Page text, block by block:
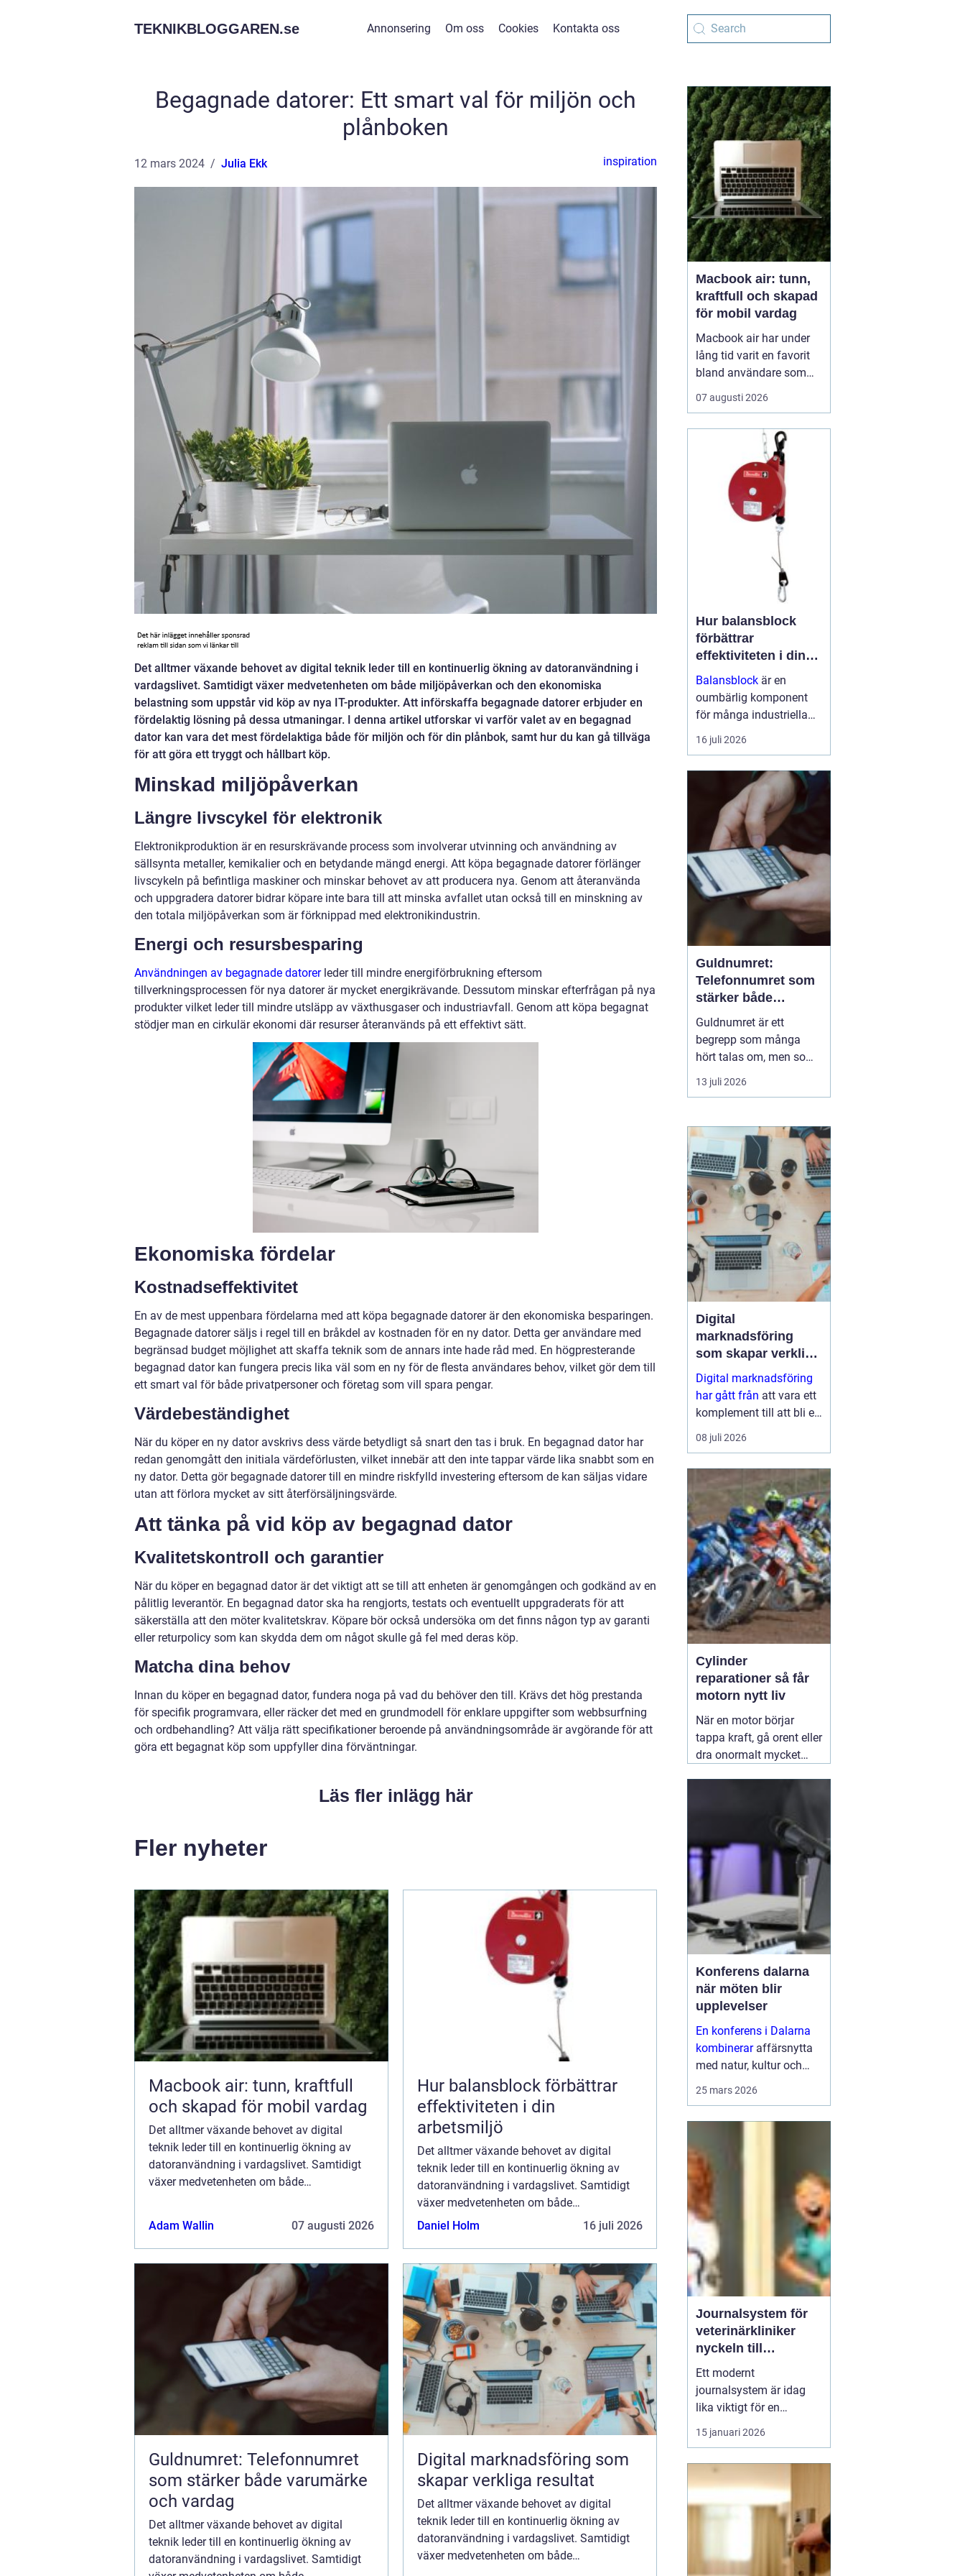
TEKNIKBLOGGAREN.se Annonsering Om oss Cookies Kontakta oss
Begagnade datorer: Ett smart val för miljön och
plånboken
12 mars 2024 Julia Ekk inspiration
Det alltmer växande behovet av digital teknik leder till en kontinuerlig ökning av datoranvändning i
vardagslivet. Samtidigt växer medvetenheten om både miljöpåverkan och den ekonomiska
belastning som uppstår vid köp av nya IT-produkter. Att införskaffa begagnade datorer erbjuder en
fördelaktig lösning på dessa utmaningar. I denna artikel utforskar vi varför valet av en begagnad
dator kan vara det mest fördelaktiga både för miljön och för din plånbok, samt hur du kan gå tillväga
för att göra ett tryggt och hållbart köp.
Minskad miljöpåverkan
Längre livscykel för elektronik
Elektronikproduktion är en resurskrävande process som involverar utvinning och användning av
sällsynta metaller, kemikalier och en betydande mängd energi. Att köpa begagnade datorer förlänger
livscykeln på befintliga maskiner och minskar behovet av att producera nya. Genom att återanvända
och uppgradera datorer bidrar köpare inte bara till att minska avfallet utan också till en minskning av
den totala miljöpåverkan som är förknippad med elektronikindustrin.
Energi och resursbesparing
Användningen av begagnade datorerleder till mindre energiförbrukning eftersom
tillverkningsprocessen för nya datorer är mycket energikrävande. Dessutom minskar efterfrågan på nya
produkter vilket leder till mindre utsläpp av växthusgaser och industriavfall. Genom att köpa begagnat
stödjer man en cirkulär ekonomi där resurser återanvänds på ett effektivt sätt.
Ekonomiska fördelar
Kostnadseffektivitet
En av de mest uppenbara fördelarna med att köpa begagnade datorer är den ekonomiska besparingen.
Begagnade datorer säljs i regel till en bråkdel av kostnaden för en ny dator. Detta ger användare med
begränsad budget möjlighet att skaffa teknik som de annars inte hade råd med. En högpresterande
begagnad dator kan fungera precis lika väl som en ny för de flesta användares behov, vilket gör dem till
ett smart val för både privatpersoner och företag som vill spara pengar.
Värdebeständighet
När du köper en ny dator avskrivs dess värde betydligt så snart den tas i bruk. En begagnad dator har
redan genomgått den initiala värdeförlusten, vilket innebär att den inte tappar värde lika snabbt som en
ny dator. Detta gör begagnade datorer till en mindre riskfylld investering eftersom de kan säljas vidare
utan att förlora mycket av sitt återförsäljningsvärde.
Att tänka på vid köp av begagnad dator
Kvalitetskontroll och garantier
När du köper en begagnad dator är det viktigt att se till att enheten är genomgången och godkänd av en
pålitlig leverantör. En begagnad dator ska ha rengjorts, testats och eventuellt uppgraderats för att
säkerställa att den möter kvalitetskrav. Köpare bör också undersöka om det finns någon typ av garanti
eller returpolicy som kan skydda dem om något skulle gå fel med deras köp.
Matcha dina behov
Innan du köper en begagnad dator, fundera noga på vad du behöver den till. Krävs det hög prestanda
för specifik programvara, eller räcker det med en grundmodell för enklare uppgifter som webbsurfning
och ordbehandling? Att välja rätt specifikationer beroende på användningsområde är avgörande för att
göra ett begagnat köp som uppfyller dina förväntningar.
Läs fler inlägg här
Fler nyheter
Macbook air: tunn, kraftfull
och skapad för mobil vardag
Det alltmer växande behovet av digital
teknik leder till en kontinuerlig ökning av
datoranvändning i vardagslivet. Samtidigt
växer medvetenheten om både
Adam Wallin 07 augusti 2026
Hur balansblock förbättrar
effektiviteten i din
arbetsmiljö
Det alltmer växande behovet av digital
teknik leder till en kontinuerlig ökning av
datoranvändning i vardagslivet. Samtidigt
växer medvetenheten om både
miljöpåverkan och den ekonomiska
Daniel Holm 16 juli 2026
Guldnumret: Telefonnumret
som stärker både varumärke
och vardag
Det alltmer växande behovet av digital
teknik leder till en kontinuerlig ökning av
datoranvändning i vardagslivet. Samtidigt
Digital marknadsföring som
skapar verkliga resultat
Det alltmer växande behovet av digital
teknik leder till en kontinuerlig ökning av
datoranvändning i vardagslivet. Samtidigt
växer medvetenheten om både
Macbook air: tunn,
kraftfull och skapad
för mobil vardag
Macbook air har under
lång tid varit en favorit
bland användare som
vill ha en lätt, smidig och
ändå kraftfull dator för
generationen har apple
tagit steget ännu längre
med sina
egenutvecklade m2, m3,
07 augusti 2026
Hur balansblock
förbättrar
effektiviteten i din
arbetsmiljö
Balansblock är en
oumbärlig komponent
för många industriella
och hantverksrelaterade
miljöer. De hjälper till att
16 juli 2026
Guldnumret:
Telefonnumret som
stärker både
varumärke och
vardag
Guldnumret är ett
begrepp som många
hört talas om, men som
färre har funderat
igenom strategiskt. Med
och ofta symmetriskt
telefonnummer kan
både företag och
privatpersoner göra
kommuni...
13 juli 2026
Digital
marknadsföring
som skapar verkliga
resultat
Digital marknadsföring
har gått från att vara ett
komplement till att bli en
central del i hur företag
växer, bygger förtroende
08 juli 2026
Cylinder
reparationer så får
motorn nytt liv
När en motor börjar
tappa kraft, gå orent eller
dra onormalt mycket
gör att motorn inte
längre arbetar tätt och
effektivt. Genom
professionella
30 juni
Konferens dalarna
när möten blir
upplevelser
En konferens i Dalarna
kombineraraffärsnytta
med natur, kultur och
fokus, sammanhållning
och ny energ...
25 mars 2026
Journalsystem för
veterinärkliniker
nyckeln till
smidigare vardag
och säkrare vård
Ett modernt
journalsystem är idag
lika viktigt för en
veterinärklinik som
röntgenutrustning och
kundkontakt och
administration samlas i
samma digitala flöde blir
arbetet både snabbare
djurägaren märks det
15 januari 2026